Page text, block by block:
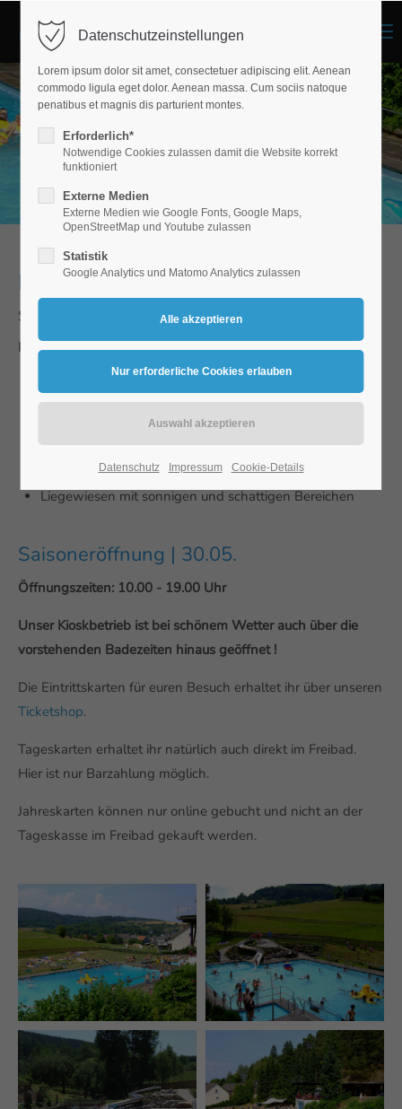
Freibad Niederdieten
Spaß & Entspannung pur, inmitten der Natur!
Folgende Angebote halten wir für Sie bereit:
Nichtschwimmerbereich
Sprungturm 1m
Wasserrutsche
Liegewiesen mit sonnigen und schattigen Bereichen
Saisoneröffnung | 30.05.
Öffnungszeiten: 10.00 - 19.00 Uhr
Unser Kioskbetrieb ist bei schönem Wetter auch über die
vorstehenden Badezeiten hinaus geöffnet !
Die Eintrittskarten für euren Besuch erhaltet ihr über unseren
Ticketshop.
Tageskarten erhaltet ihr natürlich auch direkt im Freibad.
Hier ist nur Barzahlung möglich.
Jahreskarten können nur online gebucht und nicht an der
Tageskasse im Freibad gekauft werden.
Datenschutzeinstellungen
Lorem ipsum dolor sit amet, consectetuer adipiscing elit. Aenean
commodo ligula eget dolor. Aenean massa. Cum sociis natoque
penatibus et magnis dis parturient montes.
Erforderlich*
Notwendige Cookies zulassen damit die Website korrekt
funktioniert
Externe Medien
Externe Medien wie Google Fonts, Google Maps,
OpenStreetMap und Youtube zulassen
Statistik
Google Analytics und Matomo Analytics zulassen
Datenschutz Impressum Cookie-Details